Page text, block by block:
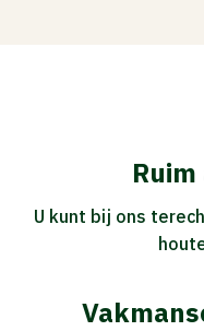
U kunt bij ons